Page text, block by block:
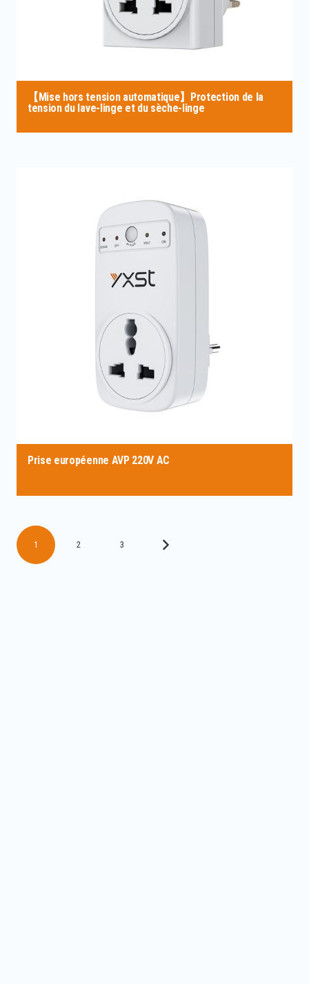
【Mise hors tension automatique】Protection de la
tension du lave-linge et du sèche-linge
Prise européenne AVP 220V AC
1 2 3